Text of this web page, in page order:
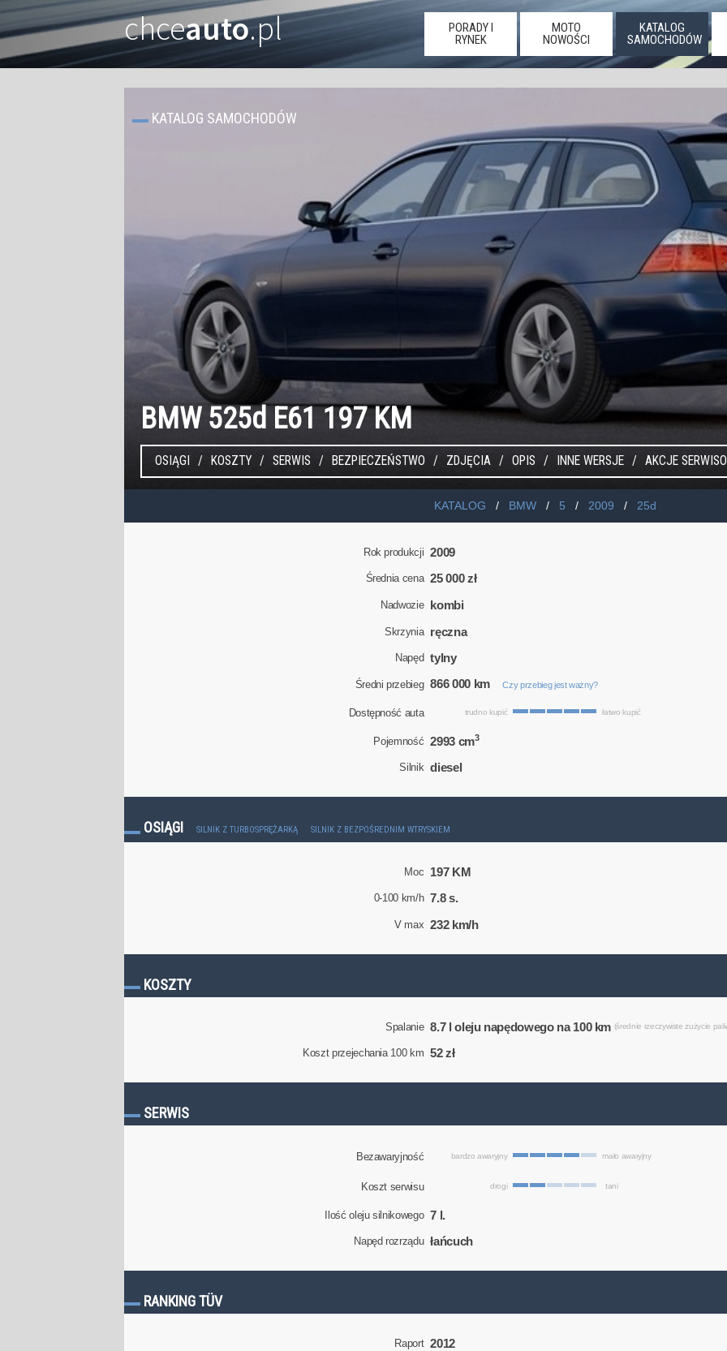
chceauto.pl
PORADY I
RYNEK
MOTO
NOWOŚCI
KATALOG
SAMOCHODÓW
BMW 525d E61 197 KM
KATALOG SAMOCHODÓW
OSIĄGI KOSZTY SERWIS BEZPIECZEŃSTWO ZDJĘCIA OPIS INNE WERSJE AKCJE
KATALOG BMW 5 2009 25d
Rok produkcji 2009
Średnia cena 25 000 zł
Nadwozie kombi
Skrzynia ręczna
Napęd tylny
Średni przebieg 866 000 km Czy przebieg jest ważny?
Dostępność auta trudno kupić łatwo kupić
Pojemność 2993 cm3
Silnik diesel
OSIĄGI SILNIK Z TURBOSPRĘŻARKĄ SILNIK Z BEZPOŚREDNIM WTRYSKIEM
Moc 197 KM
0-100 km/h 7.8 s.
V max 232 km/h
KOSZTY
Spalanie 8.7 l oleju napędowego na 100 km (średnie rzeczywiste zużycie
Koszt przejechania 100 km 52 zł
SERWIS
Bezawaryjność bardzo awaryjny mało awaryjny
Koszt serwisu drogi tani
Ilość oleju silnikowego 7 l.
Napęd rozrządu łańcuch
RANKING TÜV
Raport 2012